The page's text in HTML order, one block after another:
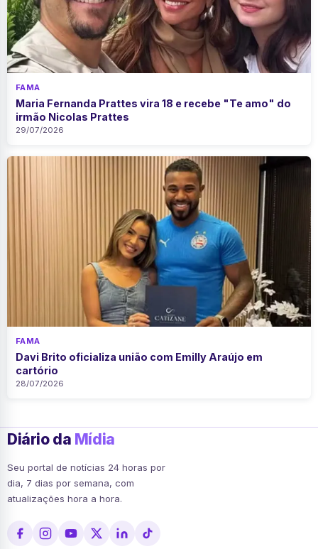
FAMA
Maria Fernanda Prattes vira 18 e recebe "Te amo" do
irmão Nicolas Prattes
29/07/2026
FAMA
Davi Brito oficializa união com Emilly Araújo em
cartório
28/07/2026
Diário da Mídia
Seu portal de notícias 24 horas por
dia, 7 dias por semana, com
atualizações hora a hora.